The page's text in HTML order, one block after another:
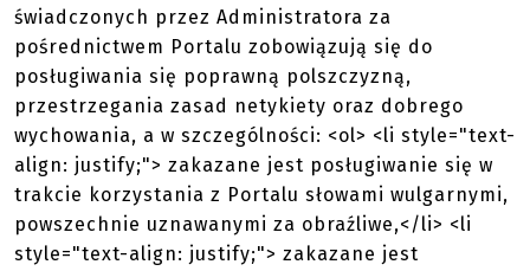
świadczonych przez Administratora za
pośrednictwem Portalu zobowiązują się do
posługiwania się poprawną polszczyzną,
przestrzegania zasad netykiety oraz dobrego
wychowania, a w szczególności: <ol> <li style="text-
align: justify;"> zakazane jest posługiwanie się w
trakcie korzystania z Portalu słowami wulgarnymi,
powszechnie uznawanymi za obraźliwe,</li> <li
style="text-align: justify;"> zakazane jest